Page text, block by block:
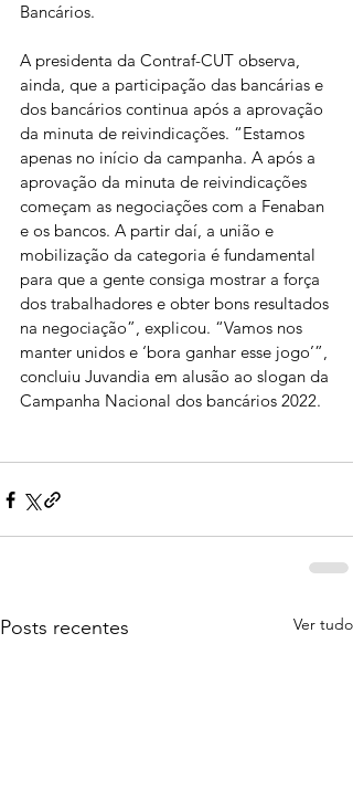
Bancários.
A presidenta da Contraf-CUT observa,
ainda, que a participação das bancárias e
dos bancários continua após a aprovação
da minuta de reivindicações. “Estamos
apenas no início da campanha. A após a
aprovação da minuta de reivindicações
começam as negociações com a Fenaban
e os bancos. A partir daí, a união e
mobilização da categoria é fundamental
para que a gente consiga mostrar a força
dos trabalhadores e obter bons resultados
na negociação”, explicou. “Vamos nos
manter unidos e ‘bora ganhar esse jogo’”,
concluiu Juvandia em alusão ao slogan da
Campanha Nacional dos bancários 2022.
Posts recentes Ver tudo